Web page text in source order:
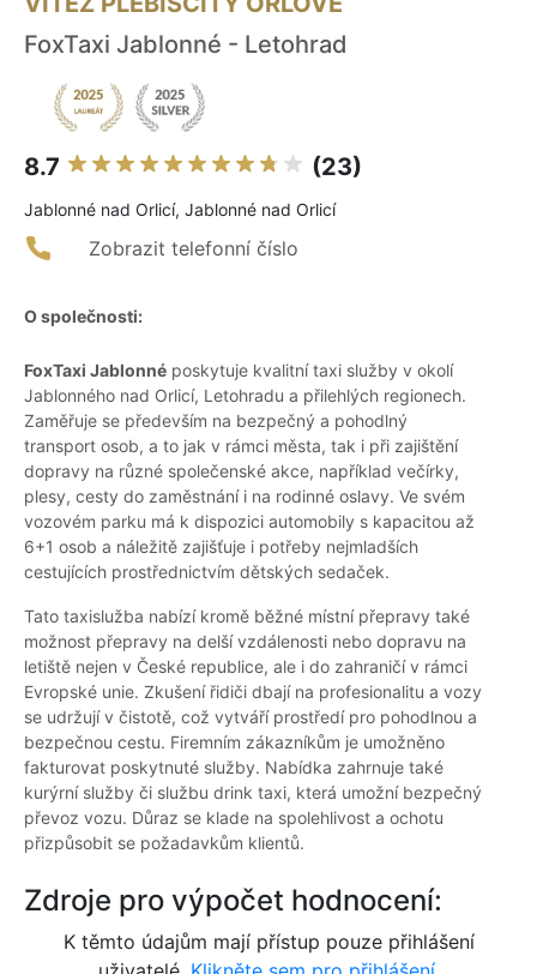
FoxTaxi Jablonné - Letohrad
8.7 (23)
Jablonné nad Orlicí, Jablonné nad Orlicí
Zobrazit telefonní číslo
O společnosti:
FoxTaxi Jablonné poskytuje kvalitní taxi služby v okolí
Jablonného nad Orlicí, Letohradu a přilehlých regionech.
Zaměřuje se především na bezpečný a pohodlný
transport osob, a to jak v rámci města, tak i při zajištění
dopravy na různé společenské akce, například večírky,
plesy, cesty do zaměstnání i na rodinné oslavy. Ve svém
vozovém parku má k dispozici automobily s kapacitou až
6+1 osob a náležitě zajišťuje i potřeby nejmladších
cestujících prostřednictvím dětských sedaček.
Tato taxislužba nabízí kromě běžné místní přepravy také
možnost přepravy na delší vzdálenosti nebo dopravu na
letiště nejen v České republice, ale i do zahraničí v rámci
Evropské unie. Zkušení řidiči dbají na profesionalitu a vozy
se udržují v čistotě, což vytváří prostředí pro pohodlnou a
bezpečnou cestu. Firemním zákazníkům je umožněno
fakturovat poskytnuté služby. Nabídka zahrnuje také
kurýrní služby či službu drink taxi, která umožní bezpečný
převoz vozu. Důraz se klade na spolehlivost a ochotu
přizpůsobit se požadavkům klientů.
Zdroje pro výpočet hodnocení:
K těmto údajům mají přístup pouze přihlášení